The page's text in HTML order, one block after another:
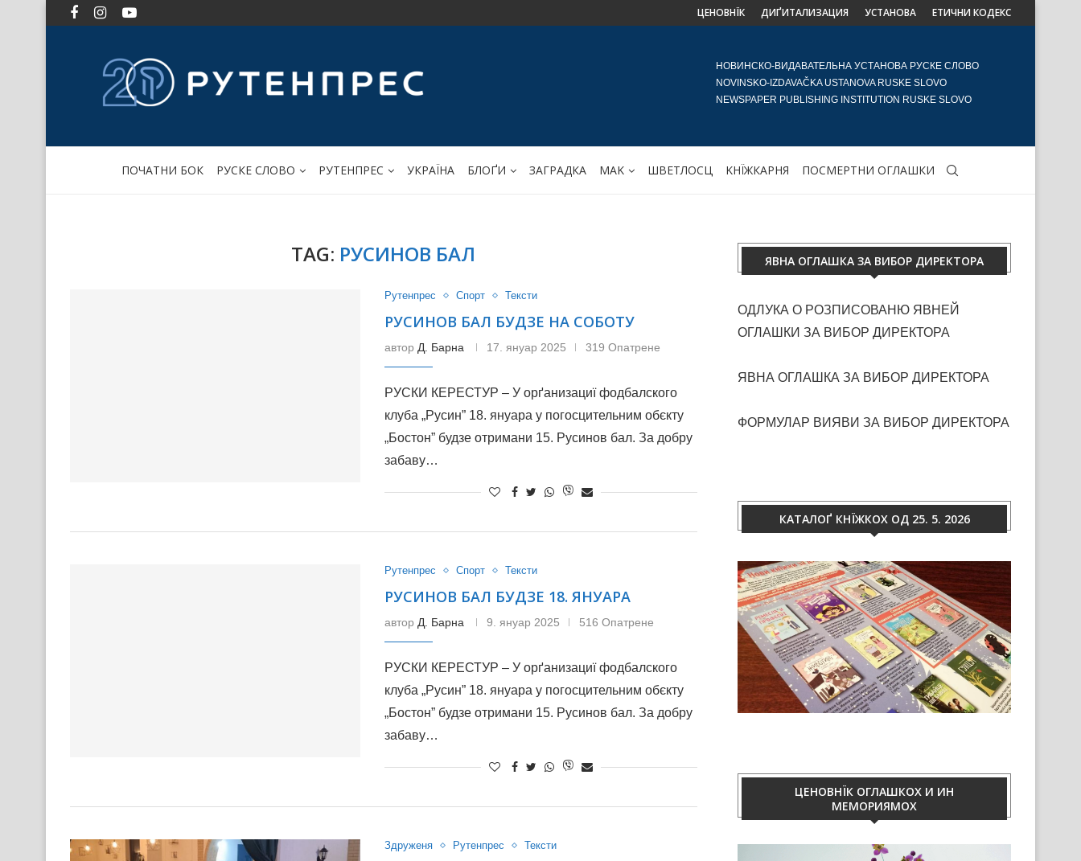
ЦЕНОВНЇК ДИҐИТАЛИЗАЦИЯ УСТАНОВА ЕТИЧНИ КОДЕКС
НОВИНСКО-ВИДАВАТЕЛЬНА УСТАНОВА РУСКЕ СЛОВО
NOVINSKO-IZDAVAČKA USTANOVA RUSKE SLOVO
NEWSPAPER PUBLISHING INSTITUTION RUSKE SLOVO
ПОЧАТНИ БОК РУСКЕ СЛОВО РУТЕНПРЕС УКРАЇНА БЛОҐИ ЗАГРАДКА МАK ШВЕТЛОСЦ KНЇЖКАРНЯ ПОСМЕРТНИ ОГЛАШКИ
TAG: РУСИНОВ БАЛ
Рутенпрес Спорт Тексти
РУСИНОВ БАЛ БУДЗЕ НА СОБОТУ
автор Д. Барна 17. януар 2025 319 Опатрене
РУСКИ КЕРЕСТУР – У орґанизациї фодбалского
клуба „Русин” 18. януара у погосцительним обєкту
„Бостон” будзе отримани 15. Русинов бал. За добру
забаву…
Рутенпрес Спорт Тексти
РУСИНОВ БАЛ БУДЗЕ 18. ЯНУАРА
автор Д. Барна 9. януар 2025 516 Опатрене
РУСКИ КЕРЕСТУР – У орґанизациї фодбалского
клуба „Русин” 18. януара у погосцительним обєкту
„Бостон” будзе отримани 15. Русинов бал. За добру
забаву…
Здруженя Рутенпрес Тексти
ЯВНА ОГЛАШКА ЗА ВИБОР ДИРЕКТОРА
ОДЛУКА О РОЗПИСОВАНЮ ЯВНЕЙ
ОГЛАШКИ ЗА ВИБОР ДИРЕКТОРА
ЯВНА ОГЛАШКА ЗА ВИБОР ДИРЕКТОРА
ФОРМУЛАР ВИЯВИ ЗА ВИБОР ДИРЕКТОРА
КАТАЛОҐ КНЇЖКОХ ОД 25. 5. 2026
ЦЕНОВНЇК ОГЛАШКОХ И ИН
МЕМОРИЯМОХ